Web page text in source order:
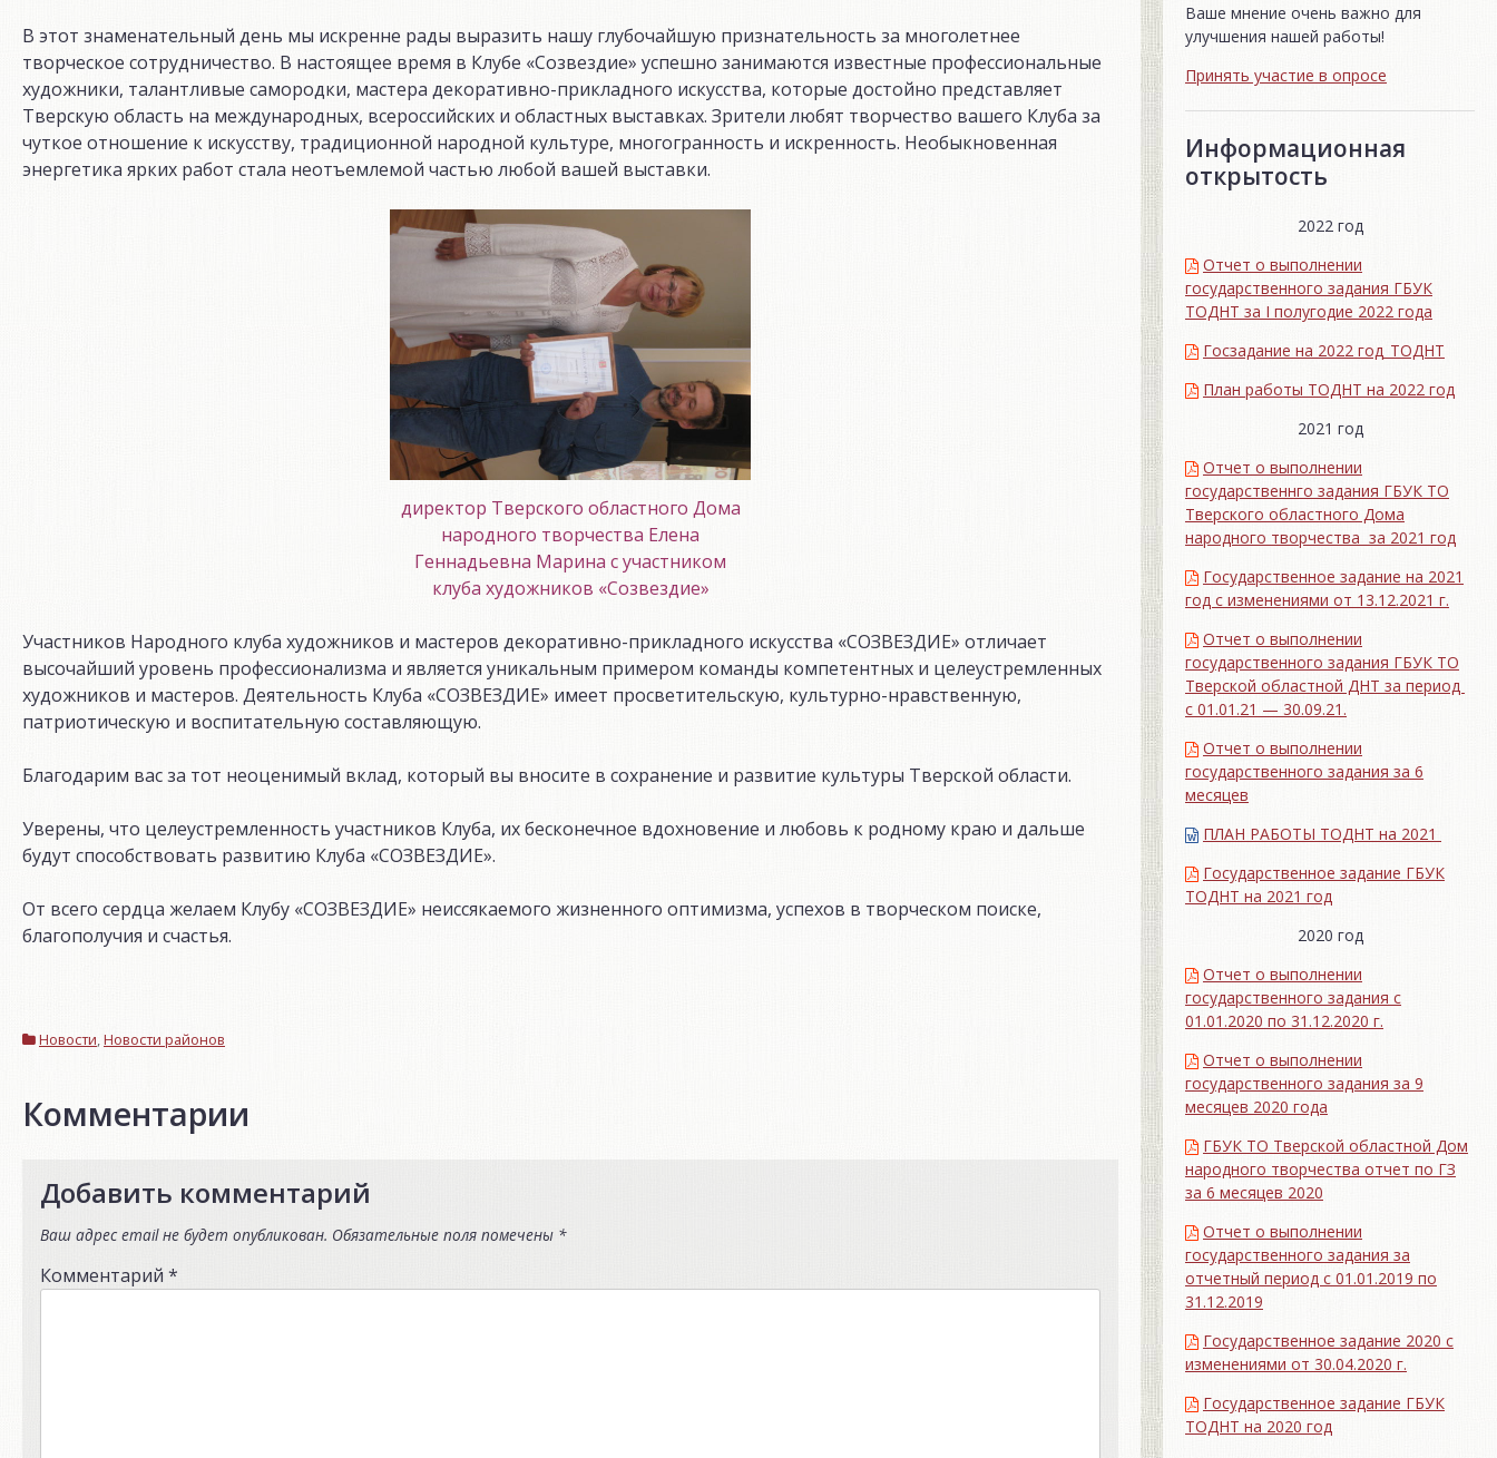
В этот знаменательный день мы искренне рады выразить нашу глубочайшую признательность за многолетнее
творческое сотрудничество. В настоящее время в Клубе «Созвездие» успешно занимаются известные профессиональные
художники, талантливые самородки, мастера декоративно-прикладного искусства, которые достойно представляет
Тверскую область на международных, всероссийских и областных выставках. Зрители любят творчество вашего Клуба за
чуткое отношение к искусству, традиционной народной культуре, многогранность и искренность. Необыкновенная
энергетика ярких работ стала неотъемлемой частью любой вашей выставки.
директор Тверского областного Дома
народного творчества Елена
Геннадьевна Марина с участником
клуба художников «Созвездие»
Участников Народного клуба художников и мастеров декоративно-прикладного искусства «СОЗВЕЗДИЕ» отличает
высочайший уровень профессионализма и является уникальным примером команды компетентных и целеустремленных
художников и мастеров. Деятельность Клуба «СОЗВЕЗДИЕ» имеет просветительскую, культурно-нравственную,
патриотическую и воспитательную составляющую.
Благодарим вас за тот неоценимый вклад, который вы вносите в сохранение и развитие культуры Тверской области.
Уверены, что целеустремленность участников Клуба, их бесконечное вдохновение и любовь к родному краю и дальше
будут способствовать развитию Клуба «СОЗВЕЗДИЕ».
От всего сердца желаем Клубу «СОЗВЕЗДИЕ» неиссякаемого жизненного оптимизма, успехов в творческом поиске,
благополучия и счастья.
Новости,Новости районов
Комментарии
Добавить комментарий
Ваш адрес email не будет опубликован. Обязательные поля помечены *
Комментарий *
Ваше мнение очень важно для
улучшения нашей работы!
Принять участие в опросе
Информационная
открытость
2022 год
Отчет о выполнении
государственного задания ГБУК
ТОДНТ за I полугодие 2022 года
Госзадание на 2022 год_ТОДНТ
План работы ТОДНТ на 2022 год
2021 год
Отчет о выполнении
государственнго задания ГБУК ТО
Тверского областного Дома
народного творчества за 2021 год
Государственное задание на 2021
год с изменениями от 13.12.2021 г.
Отчет о выполнении
государственного задания ГБУК ТО
Тверской областной ДНТ за период
с 01.01.21 — 30.09.21.
Отчет о выполнении
государственного задания за 6
месяцев
ПЛАН РАБОТЫ ТОДНТ на 2021
Государственное задание ГБУК
ТОДНТ на 2021 год
2020 год
Отчет о выполнении
государственного задания с
01.01.2020 по 31.12.2020 г.
Отчет о выполнении
государственного задания за 9
месяцев 2020 года
ГБУК ТО Тверской областной Дом
народного творчества отчет по ГЗ
за 6 месяцев 2020
Отчет о выполнении
государственного задания за
отчетный период с 01.01.2019 по
31.12.2019
Государственное задание 2020 с
изменениями от 30.04.2020 г.
Государственное задание ГБУК
ТОДНТ на 2020 год